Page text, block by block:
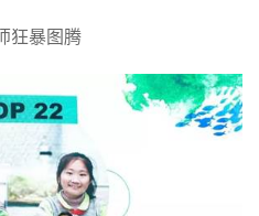
狂暴图腾